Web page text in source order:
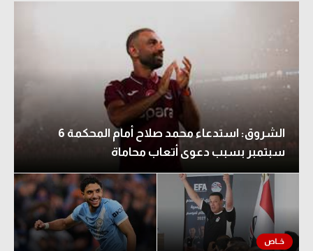
الشروق: استدعاء محمد صلاح أمام المحكمة 6
سبتمبر بسبب دعوى أتعاب محاماة